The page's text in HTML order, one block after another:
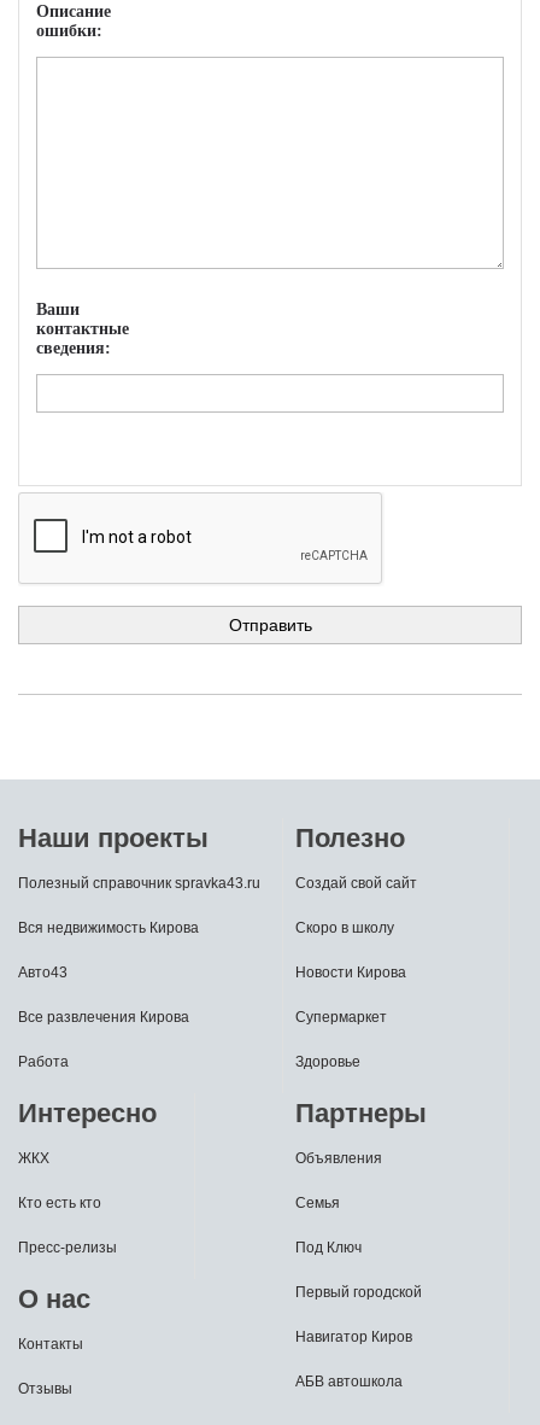
Описание
ошибки:
Ваши
контактные
сведения:
Наши проекты
Полезный справочник spravka43.ru
Вся недвижимость Кирова
Авто43
Все развлечения Кирова
Работа
Полезно
Создай свой сайт
Скоро в школу
Новости Кирова
Супермаркет
Здоровье
Интересно
ЖКХ
Кто есть кто
Пресс-релизы
О нас
Контакты
Отзывы
Партнеры
Объявления
Семья
Под Ключ
Первый городской
Навигатор Киров
АБВ автошкола